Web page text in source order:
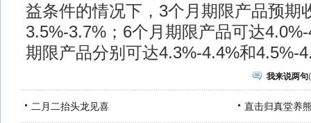
益条件的情况下，3个月期限产品预期
3.5%-3.7%；6个月期限产品可达
期限产品分别可达4.3%-4.4%和4.5%-
我来说两句(
二月二抬头龙见喜 直击归真堂养